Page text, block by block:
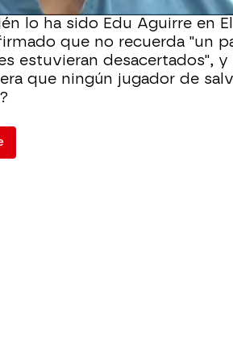
muy crítico con su equipo
lo ha sido Edu Aguirre en
que no recuerda "un
estuvieran desacertados", y
que ningún jugador de